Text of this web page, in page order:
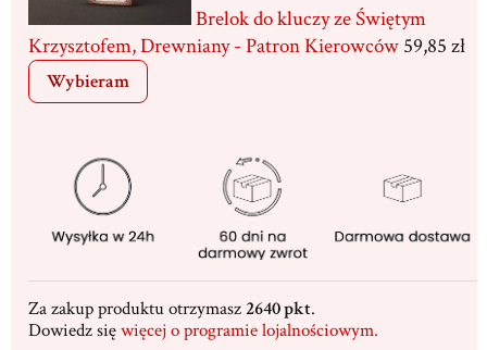
Brelok do kluczy ze Świętym
Krzysztofem, Drewniany - Patron Kierowców 59,85 zł
Wybieram
Za zakup produktu otrzymasz 2640 pkt.
Dowiedz sięwięcej o programie lojalnościowym.